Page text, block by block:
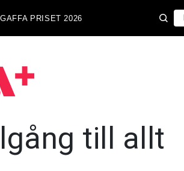
GAFFA PRISET 2026
till allt